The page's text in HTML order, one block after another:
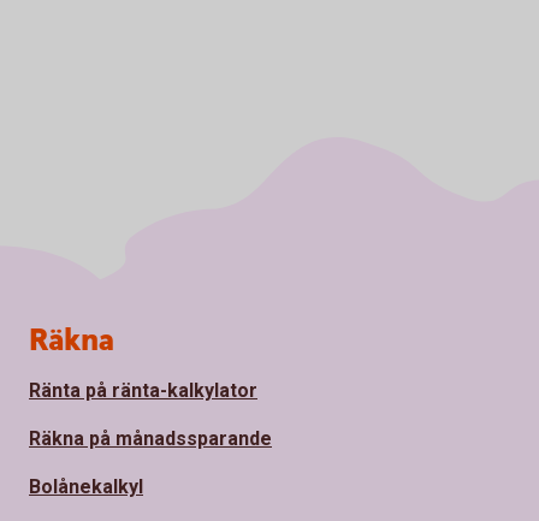
Sidfot
Räkna
Ränta på ränta-kalkylator
Räkna på månadssparande
Bolånekalkyl